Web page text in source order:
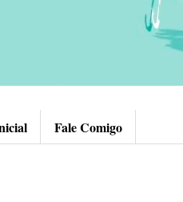
Fale Comigo